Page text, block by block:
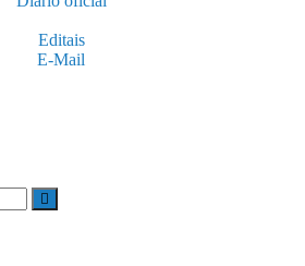
Editais
E-Mail